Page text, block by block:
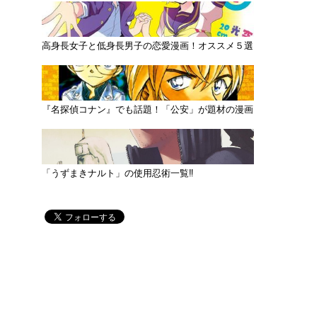
高身長女子と低身長男子の恋愛漫画！オススメ５選
『名探偵コナン』でも話題！「公安」が題材の漫画
「うずまきナルト」の使用忍術一覧‼